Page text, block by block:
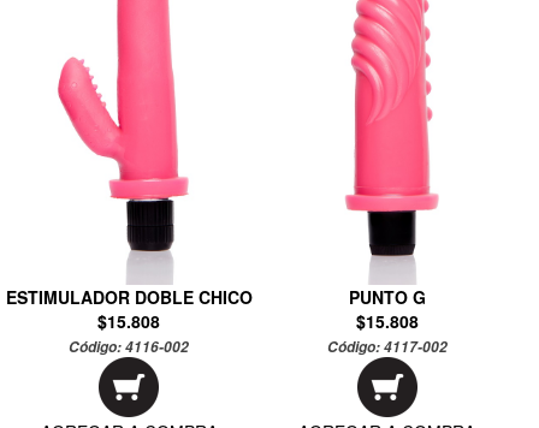
ESTIMULADOR DOBLE CHICO
$15.808
Código:4116-002
PUNTO G
$15.808
Código:4117-002